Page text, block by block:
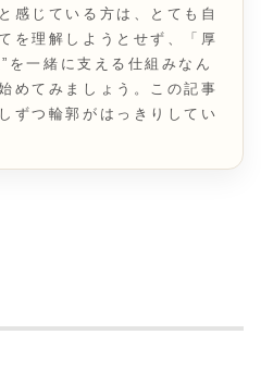
感じている方は、とても自
を理解しようとせず、「厚
を一緒に支える仕組みなん
めてみましょう。この記事
ずつ輪郭がはっきりしてい